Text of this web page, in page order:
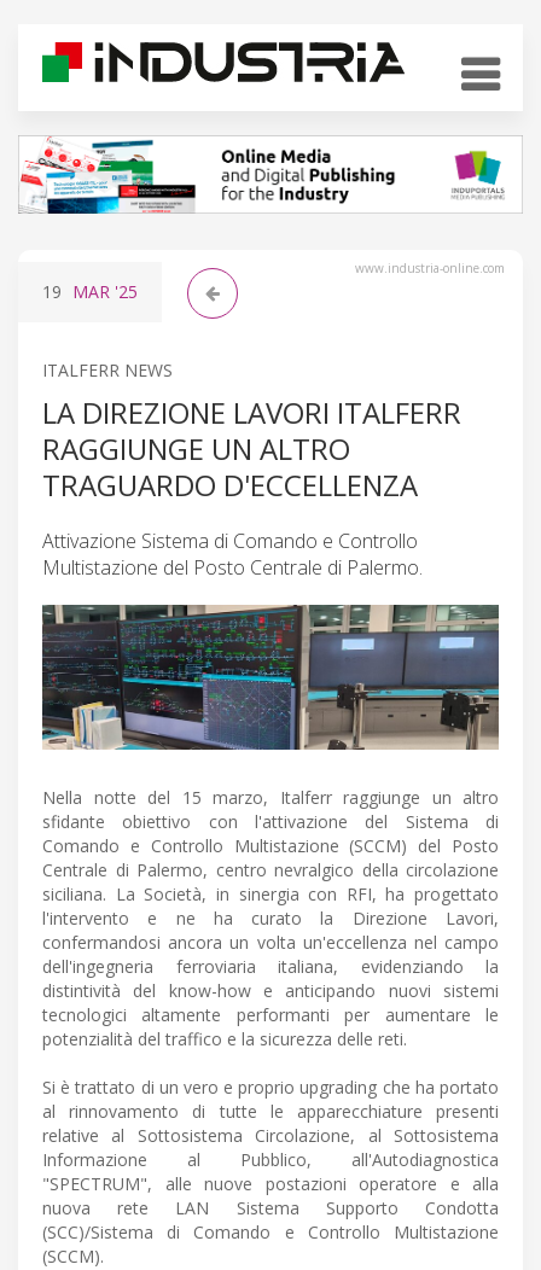
www.industria-online.com
19 MAR '25
ITALFERR NEWS
LA DIREZIONE LAVORI ITALFERR
RAGGIUNGE UN ALTRO
TRAGUARDO D'ECCELLENZA
Attivazione Sistema di Comando e Controllo
Multistazione del Posto Centrale di Palermo.
Nella notte del 15 marzo, Italferr raggiunge un altro
sfidante obiettivo con l'attivazione del Sistema di
Comando e Controllo Multistazione (SCCM) del Posto
Centrale di Palermo, centro nevralgico della circolazione
siciliana. La Società, in sinergia con RFI, ha progettato
l'intervento e ne ha curato la Direzione Lavori,
confermandosi ancora un volta un'eccellenza nel campo
dell'ingegneria ferroviaria italiana, evidenziando la
distintività del know-how e anticipando nuovi sistemi
tecnologici altamente performanti per aumentare le
potenzialità del traffico e la sicurezza delle reti.
Si è trattato di un vero e proprio upgrading che ha portato
al rinnovamento di tutte le apparecchiature presenti
relative al Sottosistema Circolazione, al Sottosistema
Informazione al Pubblico, all'Autodiagnostica
"SPECTRUM", alle nuove postazioni operatore e alla
nuova rete LAN Sistema Supporto Condotta
(SCC)/Sistema di Comando e Controllo Multistazione
(SCCM).